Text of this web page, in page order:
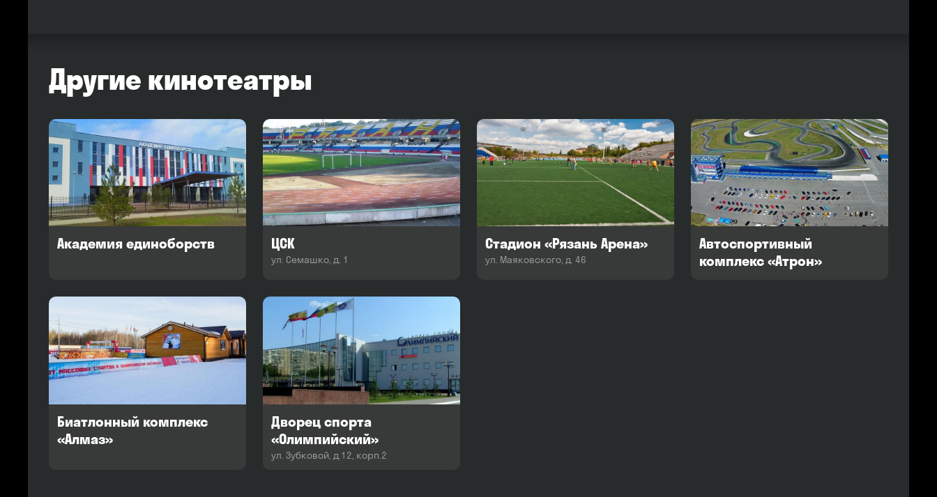
Другие кинотеатры
Академия единоборств ЦСК
ул. Семашко, д. 1
Стадион «Рязань Арена»
ул. Маяковского, д. 46
Автоспортивный
комплекс «Атрон»
Биатлонный комплекс
«Алмаз»
Дворец спорта
«Олимпийский»
ул. Зубковой, д.12, корп.2